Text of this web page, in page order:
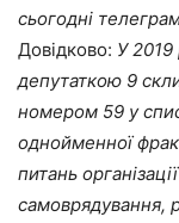
сьогодні
Довідково: У
депутаткою 9
номером 59 у
однойменної
питань
самоврядування,